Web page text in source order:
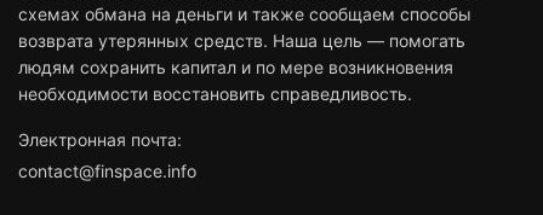
схемах обмана на деньги и также сообщаем способы
возврата утерянных средств. Наша цель — помогать
людям сохранить капитал и по мере возникновения
необходимости восстановить справедливость.
Электронная почта:
contact@finspace.info